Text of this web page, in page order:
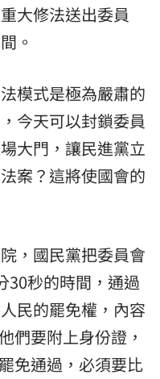
大修法送出委員
。
模式是極為嚴肅的
今天可以封鎖委員
大門，讓民進黨立
案？這將使國會的
，國民黨把委員會
30秒的時間，通過
民的罷免權，內容
們要附上身份證，
免通過，必須要比